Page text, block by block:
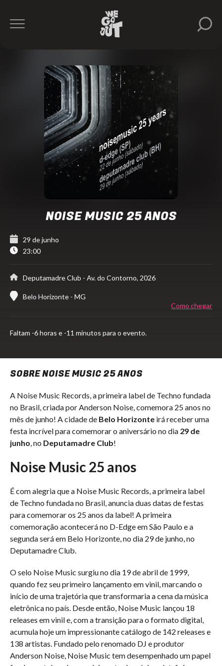
Anderson
https://www.instagram.com/noisemusicrecords/
NOISE MUSIC 25 ANOS
29 de junho
23:00
Deputamadre Club - Av. do Contorno, 2026
Belo Horizonte - MG
Como chegar
Faltam -6 horas e -11 minutos para o evento.
SOBRE NOISE MUSIC 25 ANOS
A Noise Music Records, a primeira label de Techno fundada
no Brasil, criada por Anderson Noise, comemora 25 anos no
mês de junho! A cidade de Belo Horizonte irá receberuma
festa incrível para comemorar o aniversário no dia 29 de
junho, no Deputamadre Club!
Noise Music 25 anos
É com alegria que a Noise Music Records, a primeira label
de Techno fundada no Brasil, anuncia duas datas de festas
para comemorar os 25 anos da label! A primeira
comemoração acontecerá no D-Edge em São Paulo e a
segunda será em Belo Horizonte, no dia 29 de junho, no
Deputamadre Club.
O selo Noise Music surgiu no dia 19 de abril de 1999,
quando fez seu primeiro lançamento em vinil, marcando o
início de uma trajetória que transformaria a cena da música
eletrônica no país. Desde então, Noise Music lançou 18
releases em vinil e, com a transição para o formato digital,
acumula hoje um impressionante catálogo de 142 releases e
138 artistas. Fundado pelo renomado DJ e produtor
Anderson Noise, Noise Music tem desempenhado um papel